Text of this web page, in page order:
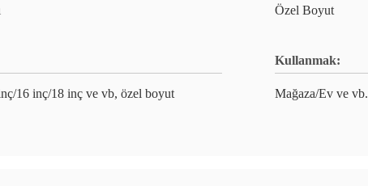
Özel Boyut
16 inç/18 inç ve vb, özel boyut
Kullanmak:
Mağaza/Ev ve vb.